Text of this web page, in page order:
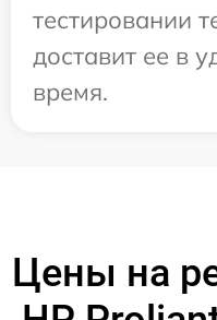
тестировании
доставит ее в
время.
Цены на